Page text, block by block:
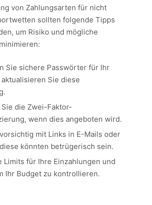
von Zahlungsarten für nicht
sollten folgende Tipps
um Risiko und mögliche
Sie sichere Passwörter für Ihr
Sie diese
die Zwei-Faktor-
wenn dies angeboten wird.
mit Links in E-Mails oder
könnten betrügerisch sein.
Limits für Ihre Einzahlungen und
Ihr Budget zu kontrollieren.